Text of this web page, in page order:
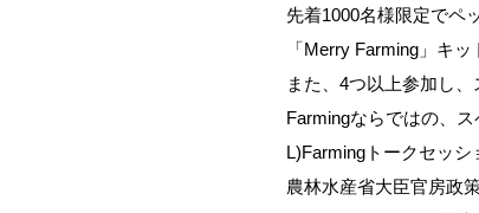
先着1000名様限定でペ
「Merry Farming」キッ
また、4つ以上参加し、
Farmingならではの、
L)Farmingトークセッ
農林水産省大臣官房政